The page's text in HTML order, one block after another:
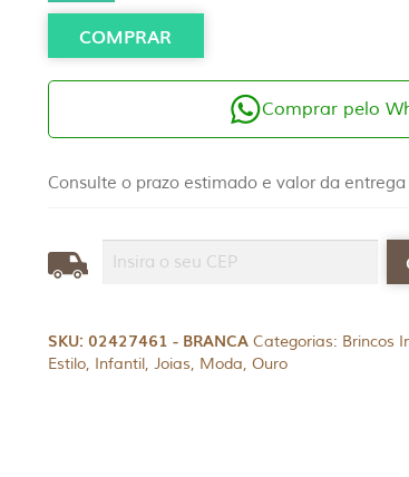
18K
Quadrado
Pedra
quantidade
COMPRAR
Comprar pelo
Consulte o prazo estimado e valor da entrega
SKU: 02427461 - BRANCA Categorias: Brincos
Estilo, Infantil, Joias, Moda, Ouro